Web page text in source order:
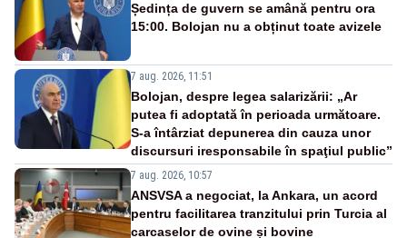
Ședința de guvern se amână pentru ora
15:00. Bolojan nu a obținut toate avizele
7 aug. 2026, 11:51
Bolojan, despre legea salarizării: „Ar
putea fi adoptată în perioada următoare.
S-a întârziat depunerea din cauza unor
discursuri iresponsabile în spaţiul public”
7 aug. 2026, 10:57
ANSVSA a negociat, la Ankara, un acord
pentru facilitarea tranzitului prin Turcia al
carcaselor de ovine și bovine